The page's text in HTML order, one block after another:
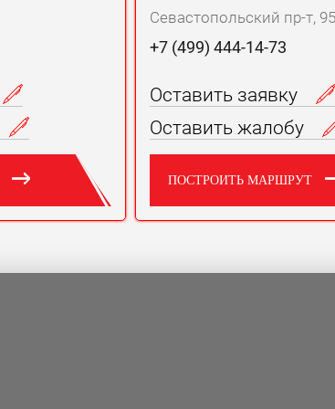
Севастопольский пр-т,
+7 (499) 444-14-73
Оставить заявку
Оставить жалобу
ПОСТРОИТЬ МАРШРУТ